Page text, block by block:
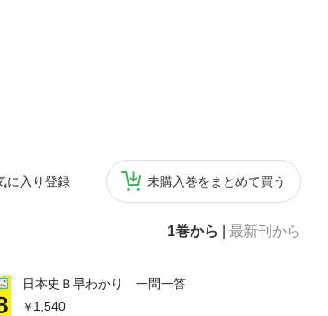
に入り登録 未購入巻をまとめて買う
1巻から 最新刊から
日本史Ｂ早わかり 一問一答
1,540